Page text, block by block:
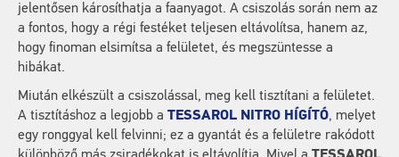
jelentősen károsíthatja a faanyagot. A csiszolás során nem az
a fontos, hogy a régi festéket teljesen eltávolítsa, hanem az,
hogy finoman elsimítsa a felületet, és megszüntesse a
hibákat.
Miután elkészült a csiszolással, meg kell tisztítani a felületet.
A tisztításhoz a legjobb a TESSAROL NITRO HÍGÍTÓ, melyet
egy ronggyal kell felvinni; ez a gyantát és a felületre rakódott